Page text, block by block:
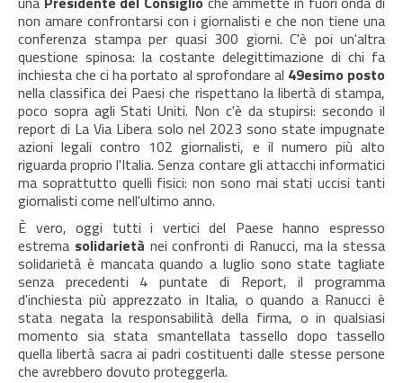
non amare confrontarsi con i giornalisti e che non tiene una
conferenza stampa per quasi 300 giorni. C'è poi un'altra
questione spinosa: la costante delegittimazione di chi fa
inchiesta che ci ha portato al sprofondare al 49esimo posto
nella classifica dei Paesi che rispettano la libertà di stampa,
poco sopra agli Stati Uniti. Non c'è da stupirsi: secondo il
report di La Via Libera solo nel 2023 sono state impugnate
azioni legali contro 102 giornalisti, e il numero più alto
riguarda proprio l'Italia. Senza contare gli attacchi informatici
ma soprattutto quelli fisici: non sono mai stati uccisi tanti
giornalisti come nell'ultimo anno.
È vero, oggi tutti i vertici del Paese hanno espresso
estrema solidarietà nei confronti di Ranucci, ma la stessa
solidarietà è mancata quando a luglio sono state tagliate
senza precedenti 4 puntate di Report, il programma
d'inchiesta più apprezzato in Italia, o quando a Ranucci è
stata negata la responsabilità della firma, o in qualsiasi
momento sia stata smantellata tassello dopo tassello
quella libertà sacra ai padri costituenti dalle stesse persone
che avrebbero dovuto proteggerla.